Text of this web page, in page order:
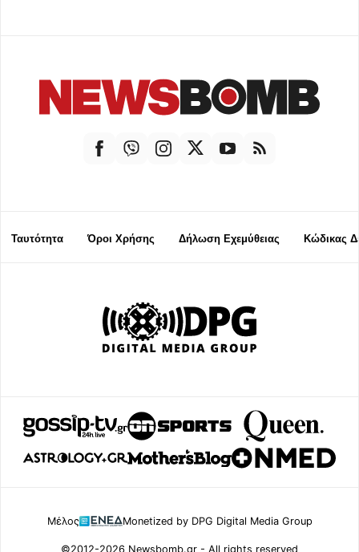
Ταυτότητα Όροι Χρήσης Δήλωση Εχεμύθειας Κώδικας
Μέλος Monetized by DPG Digital Media Group
©2012-2026 Newsbomb.gr - All rights reserved